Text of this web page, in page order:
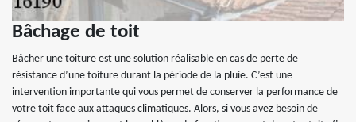
Bâchage de toit
Bâcher une toiture est une solution réalisable en cas de perte de
résistance d’une toiture durant la période de la pluie. C’est une
intervention importante qui vous permet de conserver la performance de
votre toit face aux attaques climatiques. Alors, si vous avez besoin de